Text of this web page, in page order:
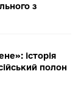
з
історія
полон